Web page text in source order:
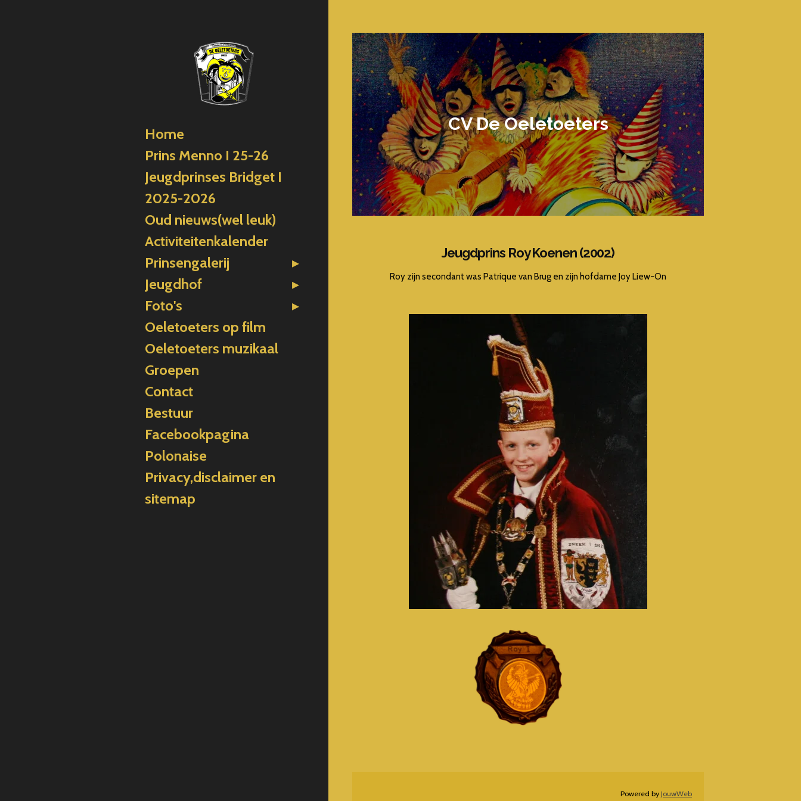
CV De Oeletoeters
Jeugdprins Roy Koenen (2002)
Roy zijn secondant was Patrique van Brug en zijn hofdame Joy Liew-On
Powered byJouwWeb
Home
Prins Menno I 25-26
Jeugdprinses Bridget I
2025-2026
Oud nieuws(wel leuk)
Activiteitenkalender
Prinsengalerij
Jeugdhof
Foto's
Oeletoeters op film
Oeletoeters muzikaal
Groepen
Contact
Bestuur
Facebookpagina
Polonaise
Privacy,disclaimer en
sitemap